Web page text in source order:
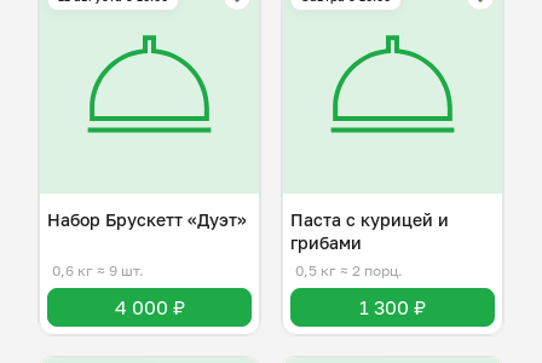
Набор Брускетт «Дуэт»
0,6 кг ≈ 9 шт.
4 000 ₽
Паста с курицей и
грибами
0,5 кг ≈ 2 порц.
1 300 ₽